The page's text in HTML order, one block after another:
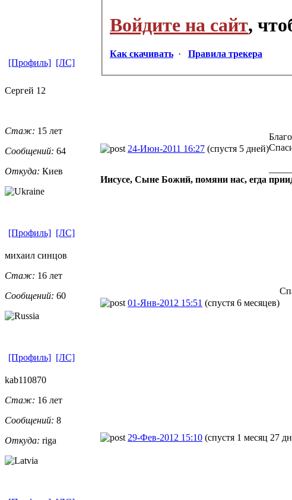
Войдите на сайт,
Как скачивать · Правила трекера
[Профиль] [ЛС]
Сергей 12
Стаж: 15 лет
Сообщений: 64
Откуда: Киев
24-Июн-2011 16:27 (спустя 5 дней)
Иисусе, Сыне Божий, помяни нас, егда
[Профиль] [ЛС]
михаил синцов
Стаж: 16 лет
Сообщений: 60
01-Янв-2012 15:51 (спустя 6 месяцев)
[Профиль] [ЛС]
kab110870
Стаж: 16 лет
Сообщений: 8
Откуда: riga 29-Фев-2012 15:10 (спустя 1 месяц 27